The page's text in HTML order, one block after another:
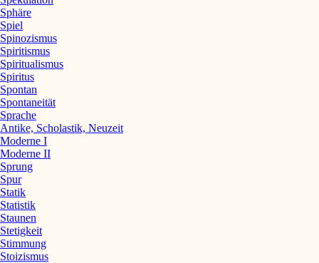
Sphäre
Spiel
Spinozismus
Spiritismus
Spiritualismus
Spiritus
Spontan
Spontaneität
Sprache
Antike, Scholastik, Neuzeit
Moderne I
Moderne II
Sprung
Spur
Statik
Statistik
Staunen
Stetigkeit
Stimmung
Stoizismus